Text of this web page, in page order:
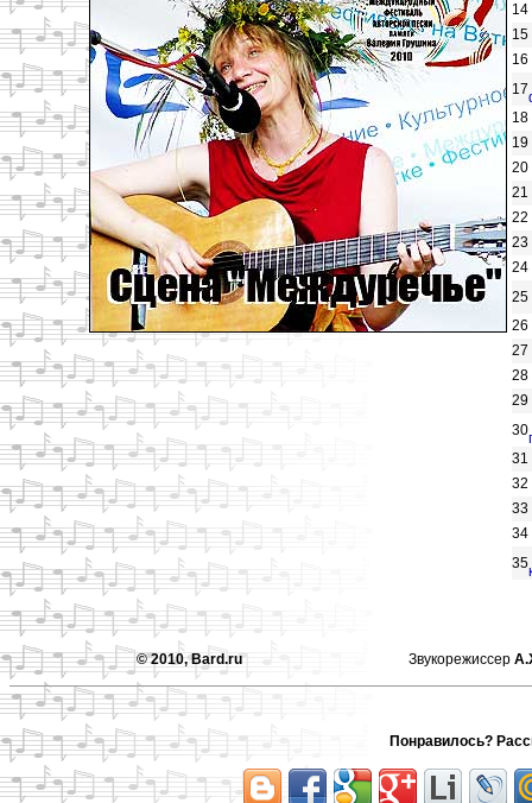
14
15
16
17
18
19
20
21
22
23
24
25
26
27
28
29
30
31
32
33
34
35
© 2010, Bard.ru Звукорежиссер
Понравилось?